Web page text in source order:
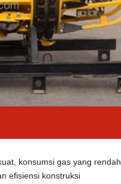
konsumsi gas yang rendah
efisiensi konstruksi